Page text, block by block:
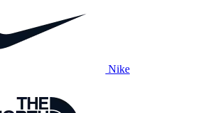
Nike